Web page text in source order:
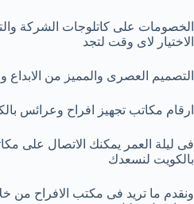
الخصومات على كاتلوجات الشركة
الاختيار لاى وقت لتجد
التصميم العصرى والمميز من الابداع
ارقام مكاتب تجهيز افراح وعرائس
فى ليلة العمر يمكنك الاتصال على
بالكويت لنسعدك
ونقدم ما تريد فى مكتب الافراح من